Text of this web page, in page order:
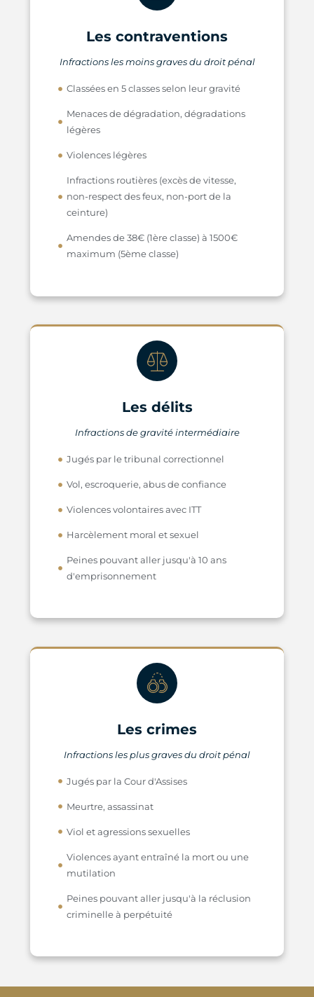
Les contraventions
Infractions les moins graves du droit pénal
Classées en 5 classes selon leur gravité
Menaces de dégradation, dégradations
légères
Violences légères
Infractions routières (excès de vitesse,
non-respect des feux, non-port de la
ceinture)
Amendes de 38€ (1ère classe) à 1500€
maximum (5ème classe)
Les délits
Infractions de gravité intermédiaire
Jugés par le tribunal correctionnel
Vol, escroquerie, abus de confiance
Violences volontaires avec ITT
Harcèlement moral et sexuel
Peines pouvant aller jusqu'à 10 ans
d'emprisonnement
Les crimes
Infractions les plus graves du droit pénal
Jugés par la Cour d'Assises
Meurtre, assassinat
Viol et agressions sexuelles
Violences ayant entraîné la mort ou une
mutilation
Peines pouvant aller jusqu'à la réclusion
criminelle à perpétuité